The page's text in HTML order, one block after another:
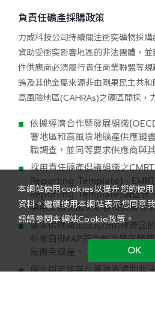
負責任礦產採購政策
力成科技公司持續關注衝突礦物採
資助受衝突影響地區的非法團體，
件供應商必須履行責任商業聯盟等
鎢及其他金屬來源非由剛果民主共
高風險地區(CAHRAs)之礦區開採，
依據經濟合作暨發展組織
響地區和高風險地礦產供應鏈
職調查，並同等要求供應商與
採用責任礦產倡議組織之
Reporting Template)、
Reporting Template)調查表
禁用來自受衝突影響和高風險
要求供應商須追蹤所供應產品
料來自RMAP符合的冶煉與精
無衝突礦產。
停止與可能存在風險去資助非
本網站使用cookies以提升您的使
資料。繼續使用本網站表示您同意
訊請參閱本網站Cookie政策。
OK